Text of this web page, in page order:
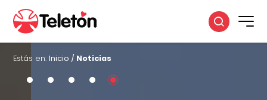
Estás en:Inicio / Noticias